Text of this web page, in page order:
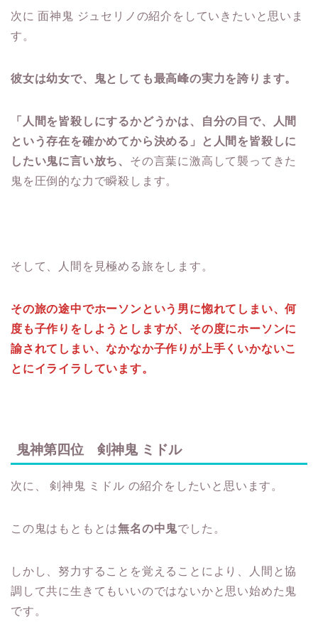
次に 面神鬼 ジュセリノの紹介をしていきたいと思いま
す。
彼女は幼女で、鬼としても最高峰の実力を誇ります。
「人間を皆殺しにするかどうかは、自分の目で、人間
という存在を確かめてから決める」と人間を皆殺しに
したい鬼に言い放ち、 その言葉に激高して襲ってきた
鬼を圧倒的な力で瞬殺します。
そして、人間を見極める旅をします。
その旅の途中でホーソンという男に惚れてしまい、何
度も子作りをしようとしますが、その度にホーソンに
諭されてしまい、なかなか子作りが上手くいかないこ
とにイライラしています。
鬼神第四位 剣神鬼 ミドル
次に、 剣神鬼 ミドル の紹介をしたいと思います。
この鬼はもともとは無名の中鬼でした。
しかし、努力することを覚えることにより、人間と協
調して共に生きてもいいのではないかと思い始めた鬼
です。